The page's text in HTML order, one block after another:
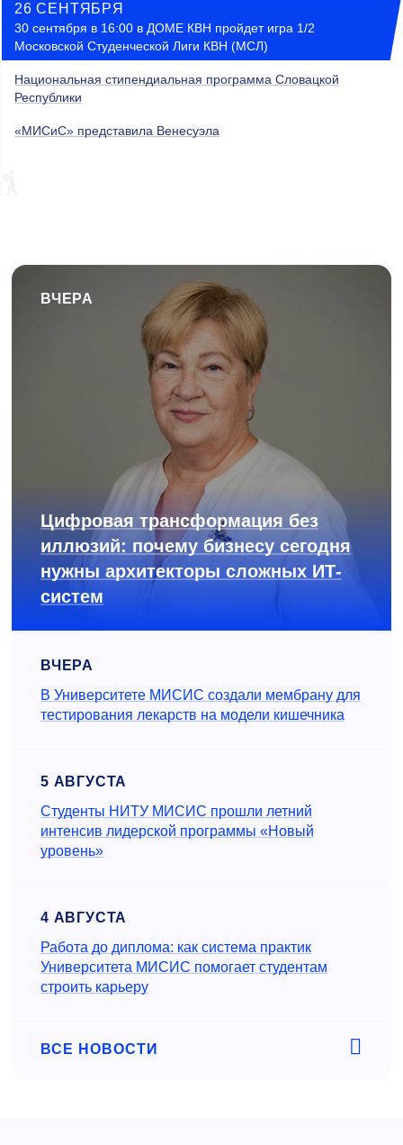
26 СЕНТЯБРЯ
30 сентября в 16:00 в ДОМЕ КВН пройдет игра 1/2
Московской Студенческой Лиги КВН (МСЛ)
Национальная стипендиальная программа Словацкой
Республики
«МИСиС» представила Венесуэла
ВЧЕРА
Цифровая трансформация без
иллюзий: почему бизнесу сегодня
нужны архитекторы сложных ИТ-
систем
ВЧЕРА
В Университете МИСИС создали мембрану для
тестирования лекарств на модели кишечника
5 АВГУСТА
Студенты НИТУ МИСИС прошли летний
интенсив лидерской программы «Новый
уровень»
4 АВГУСТА
Работа до диплома: как система практик
Университета МИСИС помогает студентам
строить карьеру
ВСЕ НОВОСТИ